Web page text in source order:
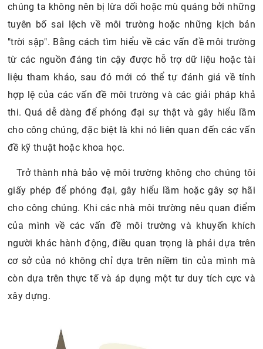
chúng ta không nên bị lừa dối hoặc mù quáng bởi những
tuyên bố sai lệch về môi trường hoặc những kịch bản
"trời sập". Bằng cách tìm hiểu về các vấn đề môi trường
từ các nguồn đáng tin cậy được hỗ trợ dữ liệu hoặc tài
liệu tham khảo, sau đó mới có thể tự đánh giá về tính
hợp lệ của các vấn đề môi trường và các giải pháp khả
thi. Quá dễ dàng để phóng đại sự thật và gây hiểu lầm
cho công chúng, đặc biệt là khi nó liên quan đến các vấn
đề kỹ thuật hoặc khoa học.
Trở thành nhà bảo vệ môi trường không cho chúng tôi
giấy phép để phóng đại, gây hiểu lầm hoặc gây sợ hãi
cho công chúng. Khi các nhà môi trường nêu quan điểm
của mình về các vấn đề môi trường và khuyến khích
người khác hành động, điều quan trọng là phải dựa trên
cơ sở của nó không chỉ dựa trên niềm tin của mình mà
còn dựa trên thực tế và áp dụng một tư duy tích cực và
xây dựng.